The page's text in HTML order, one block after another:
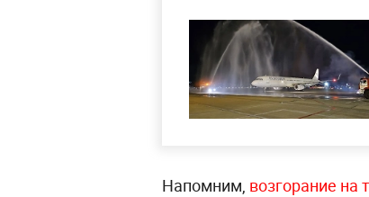
Напомним, возгорание на